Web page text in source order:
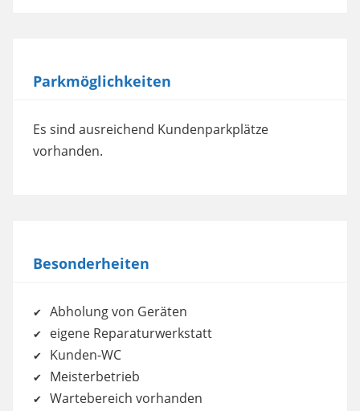
powered byUsercentrics Consent
Management Platform
Parkmöglichkeiten
Es sind ausreichend Kundenparkplätze
vorhanden.
Besonderheiten
Abholung von Geräten
eigene Reparaturwerkstatt
Kunden-WC
Meisterbetrieb
Wartebereich vorhanden